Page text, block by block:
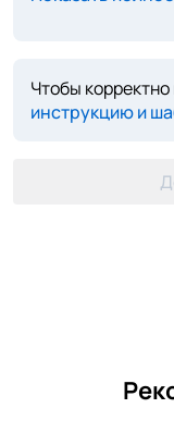
Чтобы
инструкцию и